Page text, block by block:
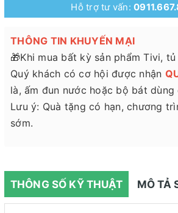
Hỗ trợ tư vấn:
THÔNG TIN KHUYẾN MẠI
🎁Khi mua bất kỳ sản phẩm Tivi,
Quý khách có cơ hội được nhận
là, ấm đun nước hoặc bộ bát
Lưu ý: Quà tặng có hạn, chương
sớm.
THÔNG SỐ KỸ THUẬT MÔ TẢ